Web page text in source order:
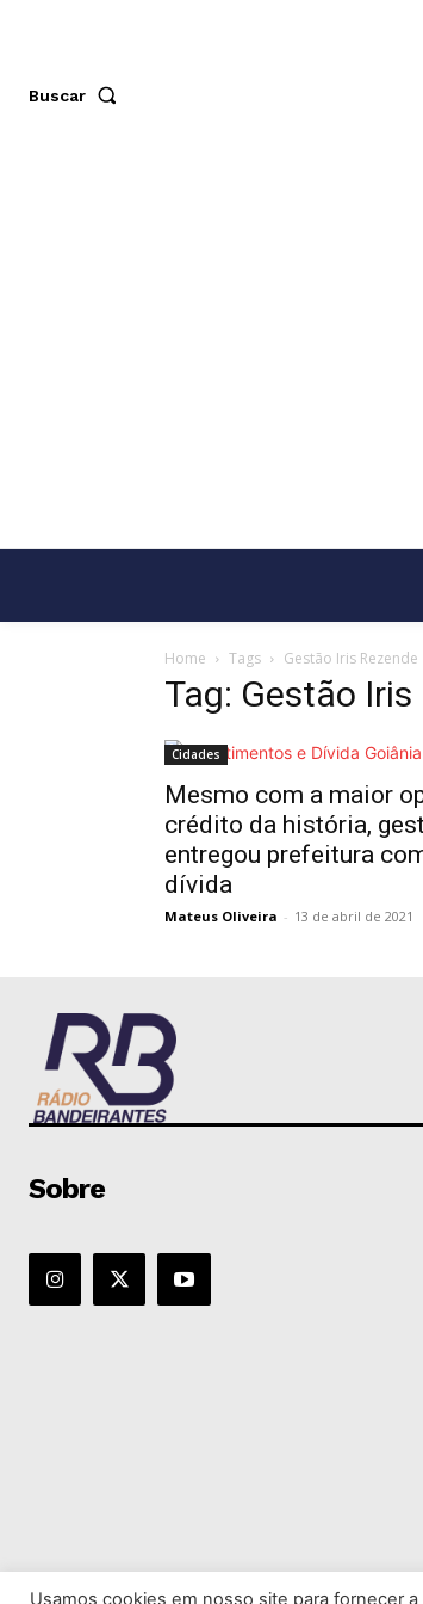
Buscar
Home Tags Gestão Iris Rezende
Tag: Gestão Iris
Cidades
Mesmo com a maior
crédito da história,
entregou prefeitura
dívida
Mateus Oliveira - 13 de abril de 2021
Sobre
Usamos cookies em nosso site para fornecer